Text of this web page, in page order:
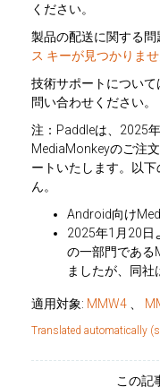
ください。
製品の配送に関する問
ス キーが見つかりま
技術サポートについて
問い合わせください。
注：Paddleは、2025
MediaMonkeyのご注
ートいたします。以
ん。
Android向け
2025年1月20日
の一部門である
ましたが、同社
適用対象: MMW4
Translated automatically
この記